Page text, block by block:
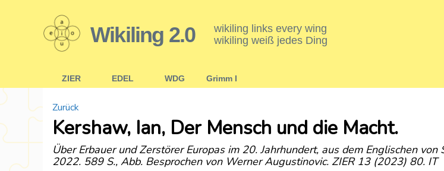
Wikiling 2.0
wikiling links every wing
wikiling weiß jedes Ding
ZIER EDEL WDG Grimm I
Zurück
Kershaw, Ian, Der Mensch und die Macht.
Über Erbauer und Zerstörer Europas im 20. Jahrhundert, aus dem Englischen
2022. 589 S., Abb. Besprochen von Werner Augustinovic. ZIER 13 (2023) 80. IT